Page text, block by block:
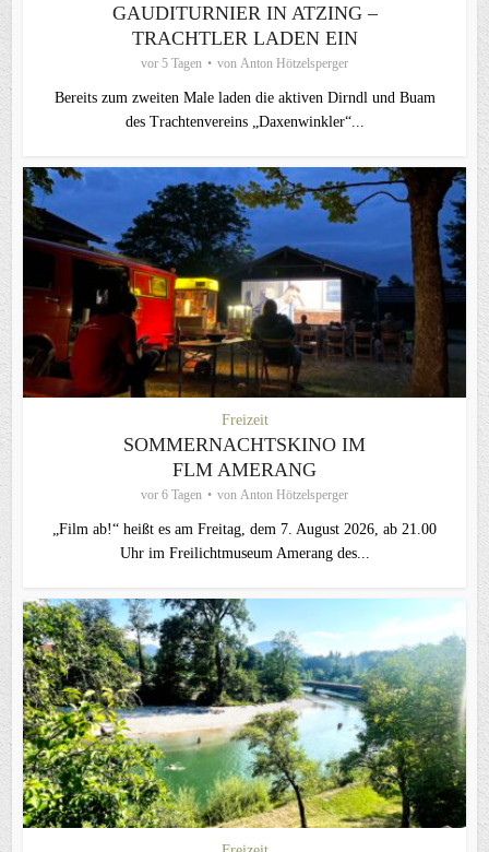
GAUDITURNIER IN ATZING –
TRACHTLER LADEN EIN
vor 5 Tagen von Anton Hötzelsperger
Bereits zum zweiten Male laden die aktiven Dirndl und Buam
des Trachtenvereins „Daxenwinkler“...
Freizeit
SOMMERNACHTSKINO IM
FLM AMERANG
vor 6 Tagen von Anton Hötzelsperger
„Film ab!“ heißt es am Freitag, dem 7. August 2026, ab 21.00
Uhr im Freilichtmuseum Amerang des...